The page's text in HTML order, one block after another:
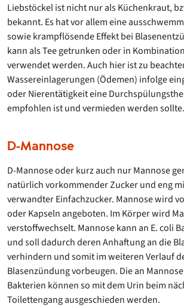
Liebstöckel ist nicht nur als Küchenkraut,
bekannt. Es hat vor allem eine
sowie krampflösende Effekt bei
kann als Tee getrunken oder in
verwendet werden. Auch hier ist zu
Wassereinlagerungen (Ödemen) infolge
oder Nierentätigkeit eine
empfohlen ist und vermieden werden sollte.
D-Mannose
D-Mannose oder kurz auch nur Mannose
natürlich vorkommender Zucker und eng
verwandter Einfachzucker. Mannose wird
oder Kapseln angeboten. Im Körper wird
verstoffwechselt. Mannose kann an E. coli
und soll dadurch deren Anhaftung an die
verhindern und somit im weiteren Verlauf
Blasenzündung vorbeugen. Die an
Bakterien können so mit dem Urin beim
Toilettengang ausgeschieden werden.